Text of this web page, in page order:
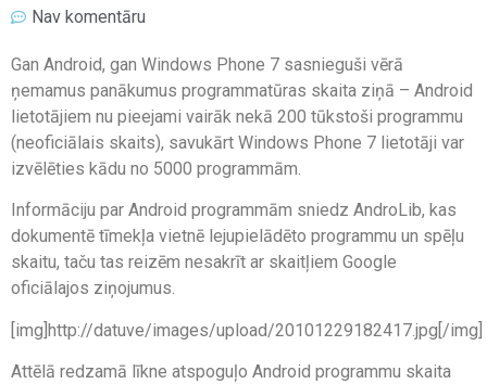
Nav komentāru
Gan Android, gan Windows Phone 7 sasnieguši vērā
ņemamus panākumus programmatūras skaita ziņā – Android
lietotājiem nu pieejami vairāk nekā 200 tūkstoši programmu
(neoficiālais skaits), savukārt Windows Phone 7 lietotāji var
izvēlēties kādu no 5000 programmām.
Informāciju par Android programmām sniedz AndroLib, kas
dokumentē tīmekļa vietnē lejupielādēto programmu un spēļu
skaitu, taču tas reizēm nesakrīt ar skaitļiem Google
oficiālajos ziņojumus.
[img]http://datuve/images/upload/20101229182417.jpg[/img]
Attēlā redzamā līkne atspoguļo Android programmu skaita